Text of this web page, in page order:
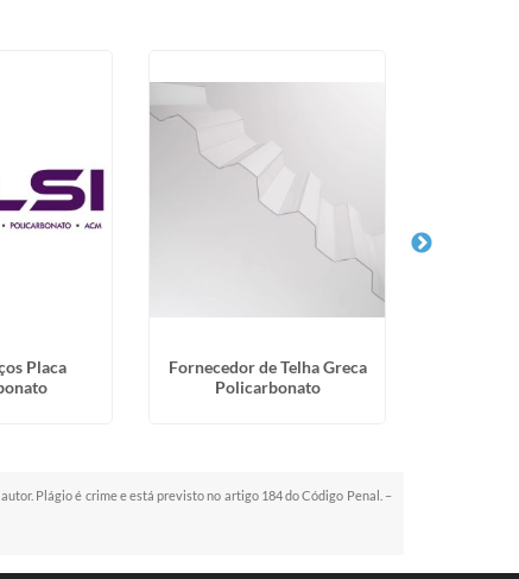
Placa
Fornecedor de Telha Greca
Policarbonato
Plágio é crime e está previsto no artigo 184 do Código Penal. –